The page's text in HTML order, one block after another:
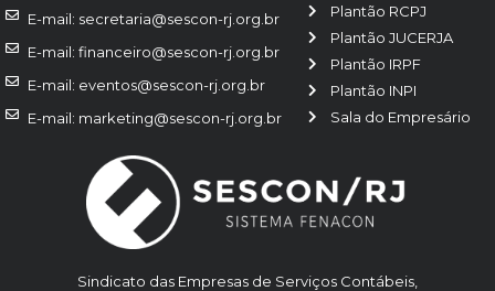
Sindicato das Empresas de Serviços Contábeis,
Plantão RCPJ
Plantão JUCERJA
Plantão IRPF
Plantão INPI
Sala do Empresário
E-mail: secretaria@sescon-rj.org.br
E-mail: financeiro@sescon-rj.org.br
E-mail: eventos@sescon-rj.org.br
E-mail: marketing@sescon-rj.org.br